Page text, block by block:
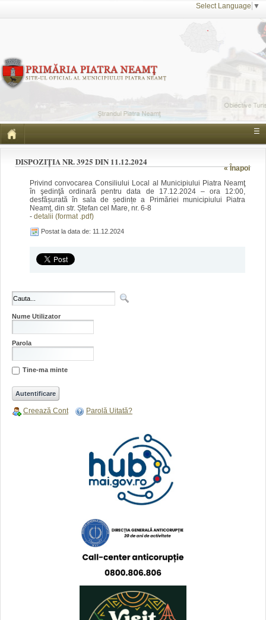
Select Language ▼
☰
« Înapoi
DISPOZIȚIA NR. 3925 DIN 11.12.2024
Privind convocarea Consiliului Local al Municipiului Piatra Neamţ
în şedinţă ordinară pentru data de 17.12.2024 – ora 12:00,
desfășurată în sala de ședințe a Primăriei municipiului Piatra
Neamț, din str. Ștefan cel Mare, nr. 6-8
- detalii (format .pdf)
Postat la data de: 11.12.2024
Nume Utilizator
Parola
Tine-ma minte
Creează Cont Parolă Uitată?